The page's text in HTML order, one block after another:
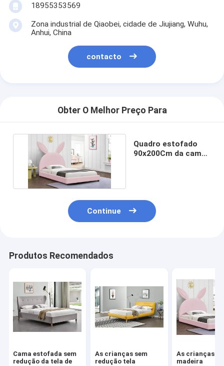
18955353569
Zona industrial de Qiaobei, cidade de Jiujiang, Wuhu,
Anhui, China
contacto
Obter O Melhor Preço Para
Quadro estofado
90x200Cm da cama
Continue
Produtos Recomendados
Cama estofada sem
redução da tela de
As crianças sem
redução tela
As crianças da
madeira